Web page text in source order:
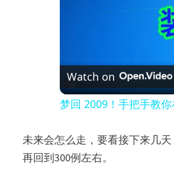
Watch on
梦回 2009！手把手教
未来会怎么走，要看接下来几
再回到300例左右。